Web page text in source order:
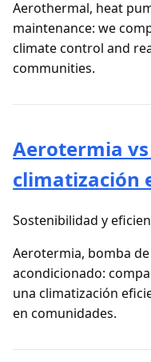
Aerothermal, heat
maintenance: we
climate control and
communities.
Aerotermia
climatización
Sostenibilidad y
Aerotermia, bomba
acondicionado:
una climatización
en comunidades.